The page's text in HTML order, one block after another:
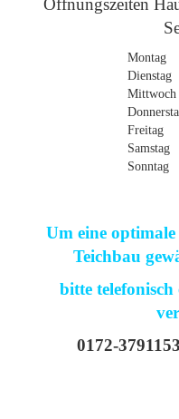
Montag
Dienstag
Mittwoch
Freitag
Samstag
Sonntag
Um eine
Teichbau
bitte
0172-